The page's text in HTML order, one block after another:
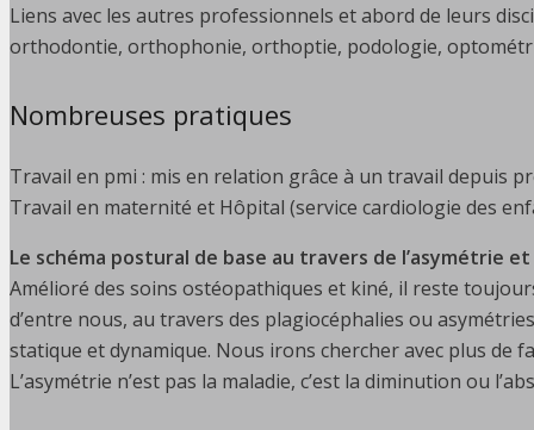
Liens avec les autres professionnels et abord de leurs
orthodontie, orthophonie, orthoptie, podologie,
Nombreuses pratiques
Travail en pmi : mis en relation grâce à un travail depuis
Travail en maternité et Hôpital (service cardiologie des
Le schéma postural de base au travers de l’asymétrie
Amélioré des soins ostéopathiques et kiné, il reste
d’entre nous, au travers des plagiocéphalies ou
statique et dynamique. Nous irons chercher avec plus de
L’asymétrie n’est pas la maladie, c’est la diminution ou